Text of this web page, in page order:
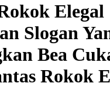
Elegal
Slogan
Bea
Rokok